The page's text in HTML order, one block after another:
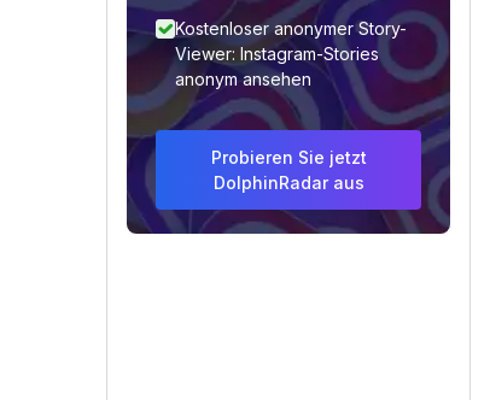
Kostenloser anonymer Story-
Viewer: Instagram-Stories
anonym ansehen
Probieren Sie jetzt
DolphinRadar aus